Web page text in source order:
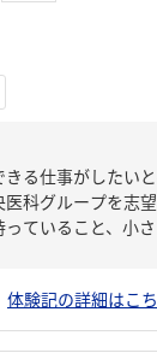
る仕事がしたい
科グループを志
ていること、小
体験記の詳細はこ